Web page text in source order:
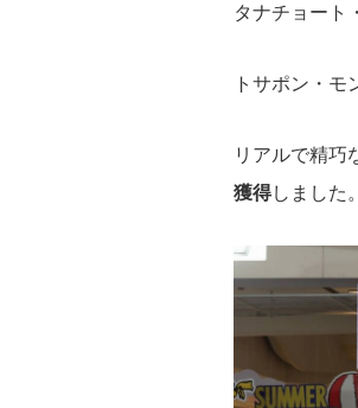
タナチョート
トサポン・
リアルで精巧
獲得しました。